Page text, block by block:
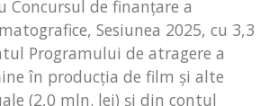
Concursul de finanțare a
Sesiunea 2025, cu 3,3
Programului de atragere a
în producția de film și alte
(2,0 mln. lei) și din contul